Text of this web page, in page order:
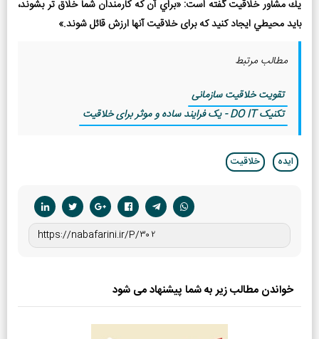
يك مشاور خلاقيت گفته است: «براي آن كه كارمندان شما خلاق­ تر بشوند،
بايد محيطي ايجاد كنيد كه برای خلاقيت آن­ها ارزش قائل شوند.»
مطالب مرتبط
تقويت خلاقيت سازمانی
تکنیک DO IT - يک فرايند ساده و موثر برای خلاقيت
ایده خلاقیت
خواندن مطالب زیر به شما پیشنهاد می شود